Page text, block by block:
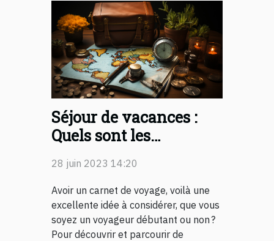
Séjour de vacances :
Quels sont les
avantages d’avoir un
carnet de voyage ?
28 juin 2023 14:20
Avoir un carnet de voyage, voilà une
excellente idée à considérer, que vous
soyez un voyageur débutant ou non ?
Pour découvrir et parcourir de